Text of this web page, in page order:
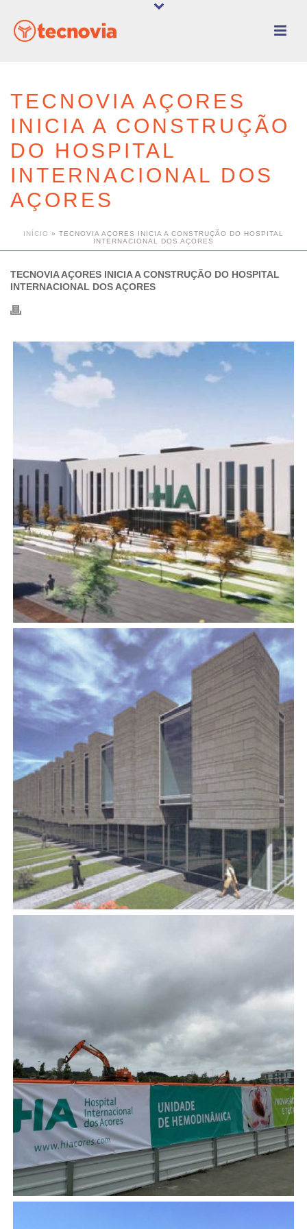
TECNOVIA AÇORES
INICIA A CONSTRUÇÃO
DO HOSPITAL
INTERNACIONAL DOS
AÇORES
INÍCIO » TECNOVIA AÇORES INICIA A CONSTRUÇÃO DO HOSPITAL
INTERNACIONAL DOS AÇORES
TECNOVIA AÇORES INICIA A CONSTRUÇÃO DO HOSPITAL
INTERNACIONAL DOS AÇORES